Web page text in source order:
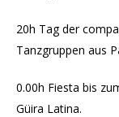
20h Tag der
Tanzgruppen aus
0.00h Fiesta bis
Güira Latina.